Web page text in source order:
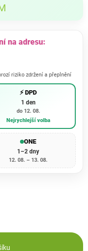
na adresu:
riziko zdržení a přeplnění
⚡ DPD
1 den
do 12. 08.
Nejrychlejší volba
ONE
1–2 dny
12. 08. – 13. 08.